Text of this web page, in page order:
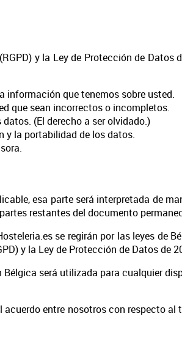
y la Ley de Protección de Datos
información que tenemos sobre usted.
que sean incorrectos o incompletos.
(El derecho a ser olvidado.)
y la portabilidad de los datos.
esa parte será interpretada de
restantes del documento
se regirán por las leyes de
y la Ley de Protección de Datos de
será utilizada para cualquier
entre nosotros con respecto